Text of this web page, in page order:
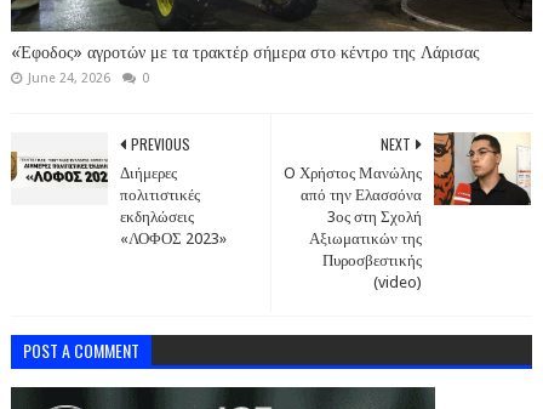
«Έφοδος» αγροτών με τα τρακτέρ σήμερα στο κέντρο της Λάρισας
June 24, 2026 0
NEXT
O Χρήστος Μανώλης
από την Ελασσόνα
3ος στη Σχολή
Αξιωματικών της
Πυροσβεστικής
(video)
PREVIOUS
Διήμερες
πολιτιστικές
εκδηλώσεις
«ΛΟΦΟΣ 2023»
POST A COMMENT